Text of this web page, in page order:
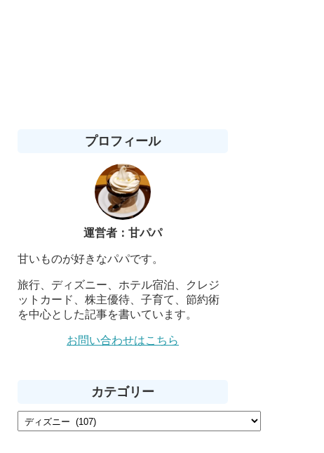
プロフィール
運営者：甘パパ
甘いものが好きなパパです。
旅行、ディズニー、ホテル宿泊、クレジ
ットカード、株主優待、子育て、節約術
を中心とした記事を書いています。
お問い合わせはこちら
カテゴリー